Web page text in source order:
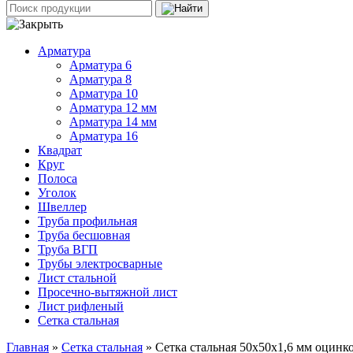
Арматура
Арматура 6
Арматура 8
Арматура 10
Арматура 12 мм
Арматура 14 мм
Арматура 16
Квадрат
Круг
Полоса
Уголок
Швеллер
Труба профильная
Труба бесшовная
Труба ВГП
Трубы электросварные
Лист стальной
Просечно-вытяжной лист
Лист рифленый
Сетка стальная
Главная » Сетка стальная » Сетка стальная 50х50х1,6 мм